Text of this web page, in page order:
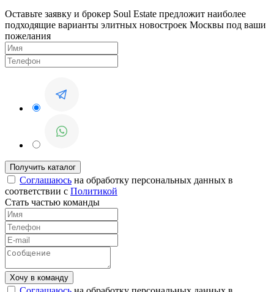
Оставьте заявку и брокер Soul Estate предложит наиболее
подходящие варианты элитных новостроек Москвы под ваши
пожелания
Соглашаюсь на обработку персональных данных в
соответствии с Политикой
Стать частью команды